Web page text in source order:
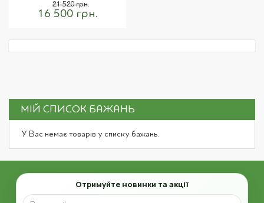
16 500 грн.
21 520 грн.
МІЙ СПИСОК БАЖАНЬ
У Вас немає товарів у списку бажань.
Email
Отримуйте новинки та акції